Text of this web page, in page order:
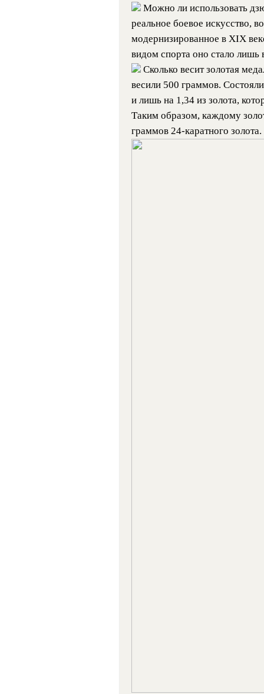
Можно ли использовать
реальное боевое искусство,
модернизированное в XIX
видом спорта оно стало лишь
Сколько весит золотая
весили 500 граммов.
и лишь на 1,34 из золота,
Таким образом, каждому
граммов 24-каратного золота.